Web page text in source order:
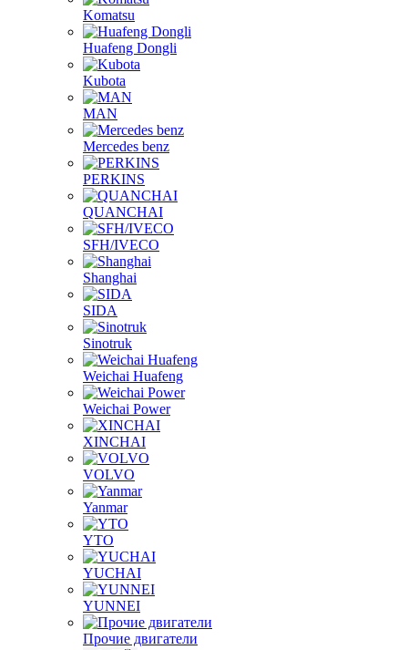
Komatsu
Huafeng Dongli
Kubota
MAN
Mercedes benz
PERKINS
QUANCHAI
SFH/IVECO
Shanghai
SIDA
Sinotruk
Weichai Huafeng
Weichai Power
XINCHAI
VOLVO
Yanmar
YTO
YUCHAI
YUNNEI
Прочие двигатели